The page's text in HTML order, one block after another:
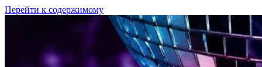
Перейти к содержимому